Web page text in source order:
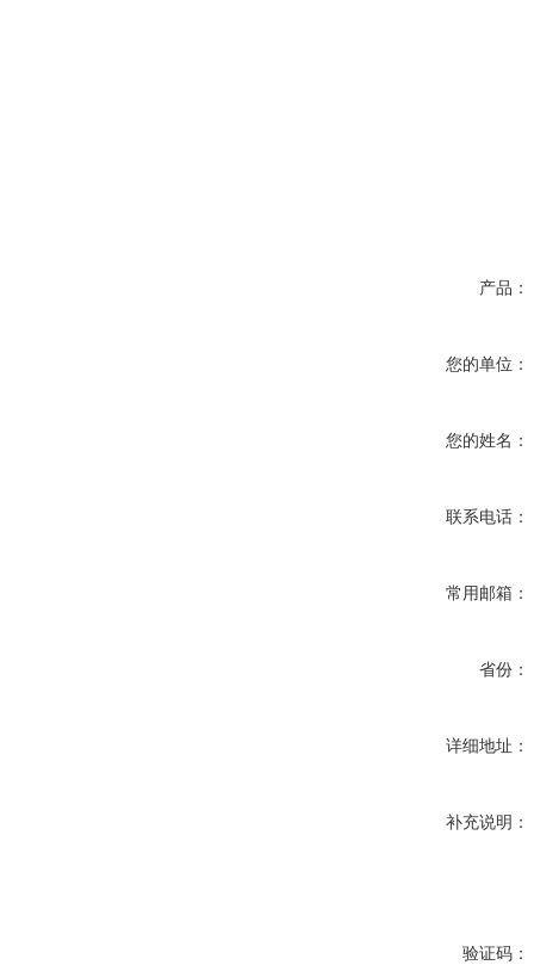
产品：
您的单位：
您的姓名：
联系电话：
常用邮箱：
省份：
详细地址：
补充说明：
验证码：